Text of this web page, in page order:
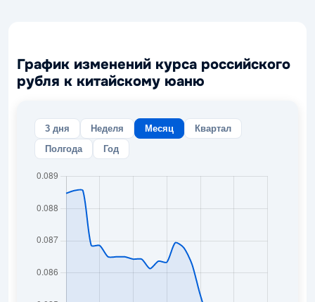
График изменений курса российского
рубля к китайскому юаню
3 дня Неделя Месяц
Квартал
Полгода
Год